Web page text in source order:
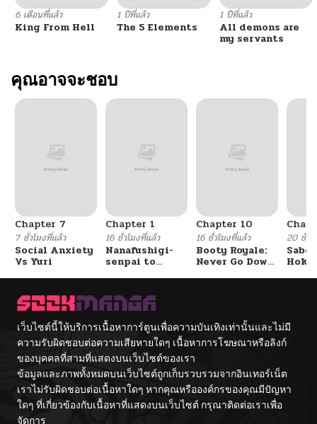
6 เดือนที่แล้ว
King From Hell
1 ปีที่แล้ว
The 5 Elements
1 ปีที่แล้ว
All demons are
my servants
คุณอาจจะชอบ
Chapter 7
7 ชั่วโมงที่แล้ว
Social Anxiety
Vs Yuri
Chapter 1
16 ชั่วโมงที่แล้ว
Nanafushigi-
senpai to
Chapter 10
16 ชั่วโมงที่แล้ว
Booty Royale:
Never Go Down
20 ชั่วโ
เว็บไซต์นี้ให้บริการเนื้อหาการ์ตูนเพื่อความบันเทิงเท่านั้นและไม่มี
ความรับผิดชอบต่อความเสียหายใดๆ เนื้อหาการโฆษณาหรือลิงก์
ของบุคคลที่สามที่แสดงบนเว็บไซต์ของเรา
ข้อมูลและภาพทั้งหมดบนเว็บไซต์ถูกเก็บรวบรวมจากอินเทอร์เน็ต
เราไม่รับผิดชอบต่อเนื้อหาใดๆ หากคุณหรือองค์กรของคุณมีปัญหา
ใดๆ ที่เกี่ยวข้องกับเนื้อหาที่แสดงบนเว็บไซต์ กรุณาติดต่อเราเพื่อ
จัดการ